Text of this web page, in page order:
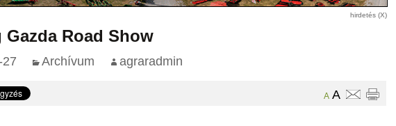
Gazda Road Show
Archívum agraradmin
A A